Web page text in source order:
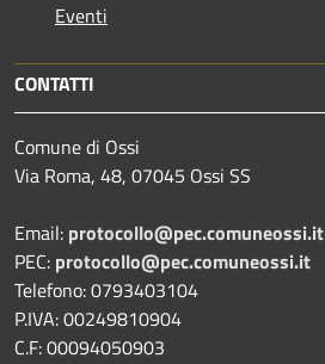
Eventi
CONTATTI
Comune di Ossi
Via Roma, 48, 07045 Ossi SS
Email: protocollo@pec.comuneossi.it
PEC: protocollo@pec.comuneossi.it
Telefono: 0793403104
P.IVA: 00249810904
C.F: 00094050903